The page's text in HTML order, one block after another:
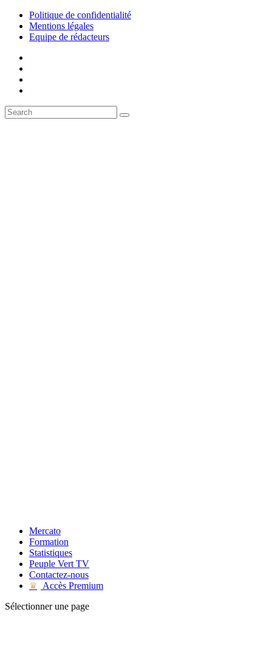
Politique de confidentialité
Mentions légales
Equipe de rédacteurs
Mercato
Formation
Statistiques
Peuple Vert TV
Contactez-nous
♛
Accès Premium
Sélectionner une page